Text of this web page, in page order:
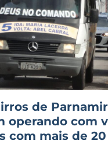
de
operando com
com mais de 20